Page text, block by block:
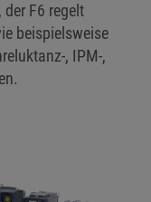
der F6 regelt
beispielsweise
, IPM-,